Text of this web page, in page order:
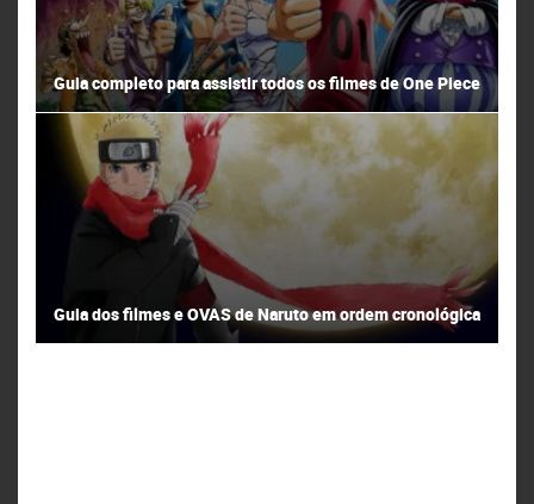
Guia completo para assistir todos os filmes de One Piece
Guia dos filmes e OVAS de Naruto em ordem cronológica